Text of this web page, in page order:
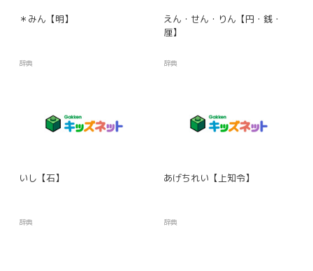
＊みん【明】
辞典
えん・せん・りん【円・銭・
厘】
辞典
いし【石】
辞典
あげちれい【上知令】
辞典